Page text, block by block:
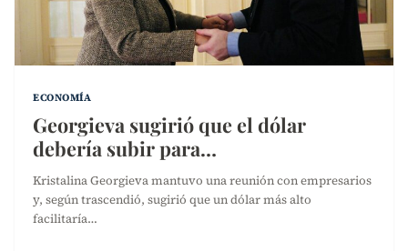
ECONOMÍA
Georgieva sugirió que el dólar
debería subir para…
Kristalina Georgieva mantuvo una reunión con empresarios
y, según trascendió, sugirió que un dólar más alto
facilitaría…